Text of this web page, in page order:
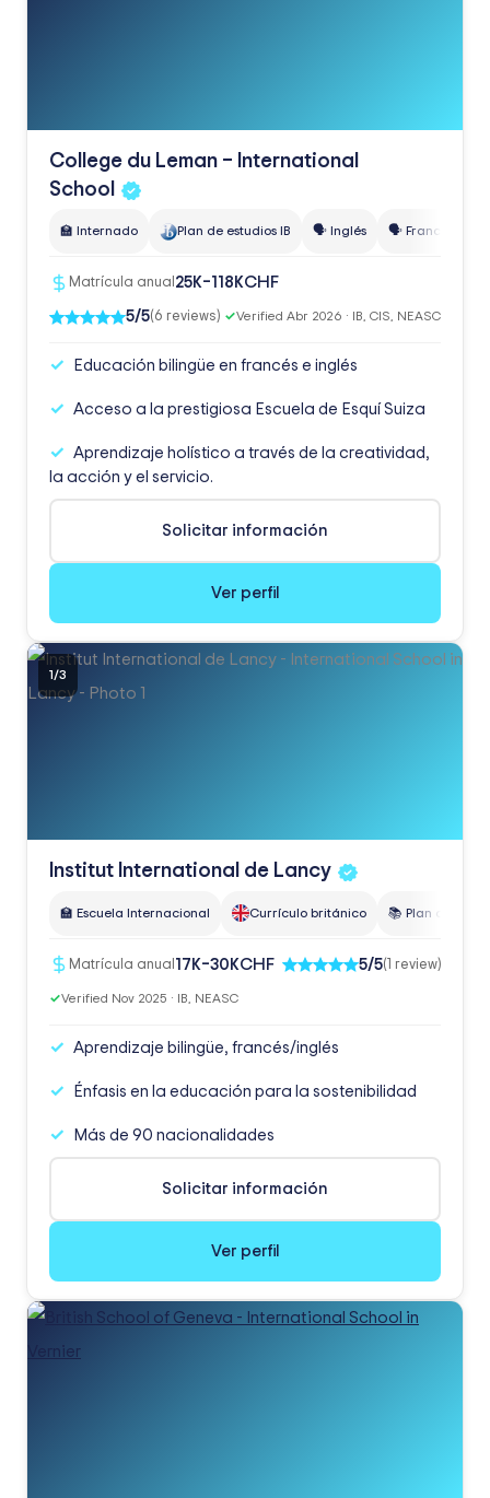
College du Leman – International
School
🏫 Internado Plan de estudios IB 🗣️ Inglés 🗣️ Francés
Matrícula anual 25K–118KCHF
5/5(6 reviews) ✓Verified Abr 2026 · IB, CIS, NEASC
Educación bilingüe en francés e inglés
Acceso a la prestigiosa Escuela de Esquí Suiza
Aprendizaje holístico a través de la creatividad,
la acción y el servicio.
Solicitar información
Ver perfil
1/3
Institut International de Lancy
🏫 Escuela Internacional Currículo británico 📚 Plan de
Matrícula anual 17K–30KCHF 5/5(1 review)
✓Verified Nov 2025 · IB, NEASC
Aprendizaje bilingüe, francés/inglés
Énfasis en la educación para la sostenibilidad
Más de 90 nacionalidades
Solicitar información
Ver perfil